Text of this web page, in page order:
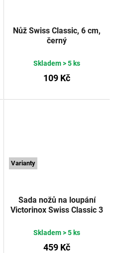
Nůž Swiss Classic, 6 cm,
černý
Skladem> 5 ks
109 Kč
Varianty
Sada nožů na loupání
Victorinox Swiss Classic 3
ostří červenéVICTORINOX
Skladem> 5 ks
459 Kč